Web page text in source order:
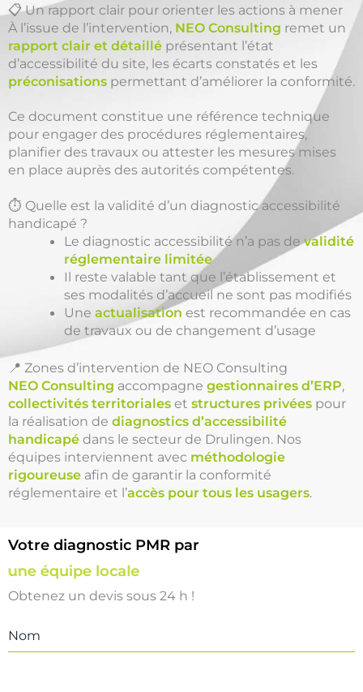
📋 Un rapport clair pour orienter les actions à mener
À l’issue de l’intervention, NEO Consulting remet un
rapport clair et détaillé présentant l’état
d’accessibilité du site, les écarts constatés et les
préconisations permettant d’améliorer la conformité.
Ce document constitue une référence technique
pour engager des procédures réglementaires,
planifier des travaux ou attester les mesures mises
en place auprès des autorités compétentes.
⏱️ Quelle est la validité d’un diagnostic accessibilité
handicapé ?
Le diagnostic accessibilité n’a pas devalidité
réglementaire limitée
Il reste valable tant que l’établissement et
ses modalités d’accueil ne sont pas modifiés
Uneactualisation est recommandée en cas
de travaux ou de changement d’usage
📍 Zones d’intervention de NEO Consulting
NEO Consulting accompagne gestionnaires d’ERP,
collectivités territoriales et structures privées pour
la réalisation de diagnostics d’accessibilité
handicapé dans le secteur de Drulingen. Nos
équipes interviennent avec méthodologie
rigoureuse afin de garantir la conformité
réglementaire et l’accès pour tous les usagers.
Votre diagnostic PMR par
une équipe locale
Obtenez un devis sous 24 h !
Nom